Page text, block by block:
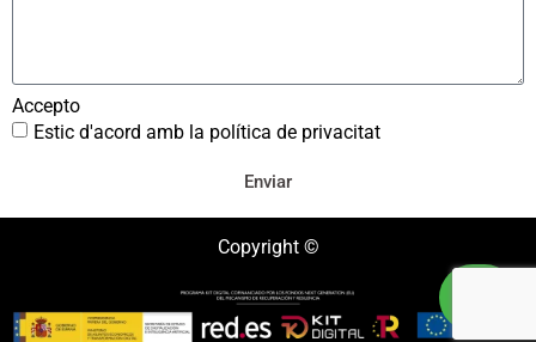
Accepto
Estic d'acord amb la política de privacitat
Enviar
Copyright ©